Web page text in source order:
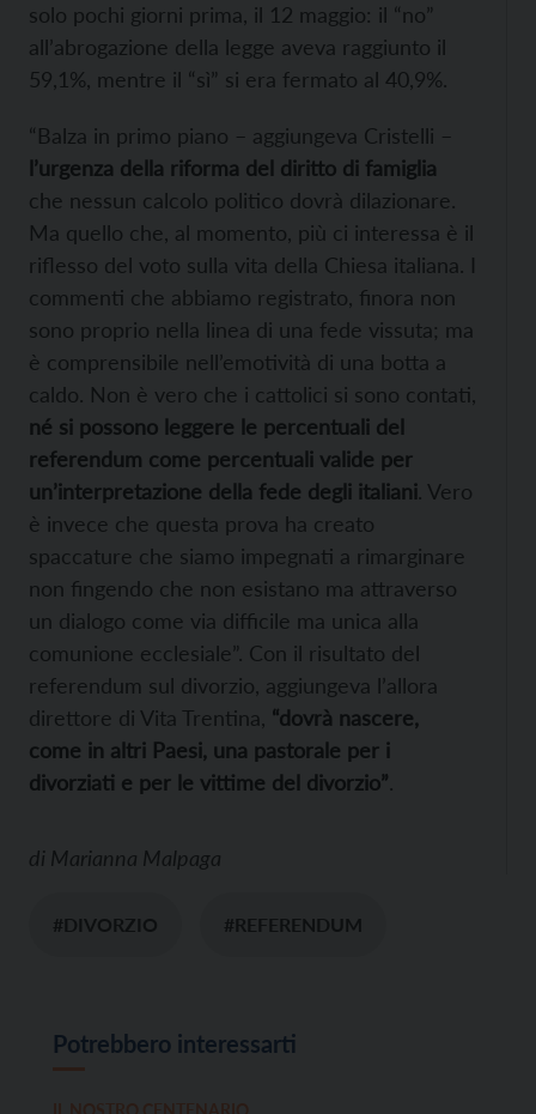
solo pochi giorni prima, il 12 maggio: il “no”
all’abrogazione della legge aveva raggiunto il
59,1%, mentre il “sì” si era fermato al 40,9%.
“Balza in primo piano – aggiungeva Cristelli –
l’urgenza della riforma del diritto di famiglia
che nessun calcolo politico dovrà dilazionare.
Ma quello che, al momento, più ci interessa è il
riflesso del voto sulla vita della Chiesa italiana. I
commenti che abbiamo registrato, finora non
sono proprio nella linea di una fede vissuta; ma
è comprensibile nell’emotività di una botta a
caldo. Non è vero che i cattolici si sono contati,
né si possono leggere le percentuali del
referendum come percentuali valide per
un’interpretazione della fede degli italiani. Vero
è invece che questa prova ha creato
spaccature che siamo impegnati a rimarginare
non fingendo che non esistano ma attraverso
un dialogo come via difficile ma unica alla
comunione ecclesiale”. Con il risultato del
referendum sul divorzio, aggiungeva l’allora
direttore di Vita Trentina, “dovrà nascere,
come in altri Paesi, una pastorale per i
divorziati e per le vittime del divorzio”.
di Marianna Malpaga
#DIVORZIO #REFERENDUM
Potrebbero interessarti